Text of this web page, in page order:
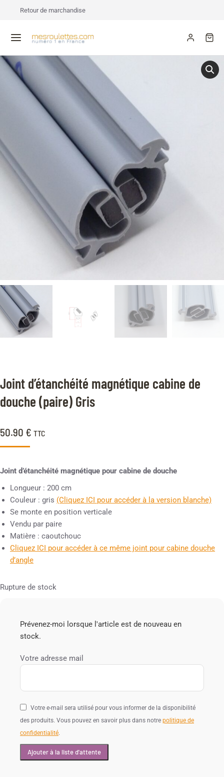
Retour de marchandise
Joint d’étanchéité magnétique cabine de
douche (paire) Gris
50.90 € TTC
Joint d’étanchéité magnétique pour cabine de douche
Longueur : 200 cm
Couleur : gris (Cliquez ICI pour accéder à la version blanche)
Se monte en position verticale
Vendu par paire
Matière : caoutchouc
Cliquez ICI pour accéder à ce même joint pour cabine douche
d’angle
Rupture de stock
Prévenez-moi lorsque l'article est de nouveau en
stock.
Votre adresse mail
Votre e-mail sera utilisé pour vous informer de la disponibilité
des produits. Vous pouvez en savoir plus dans notre politique de
confidentialité.